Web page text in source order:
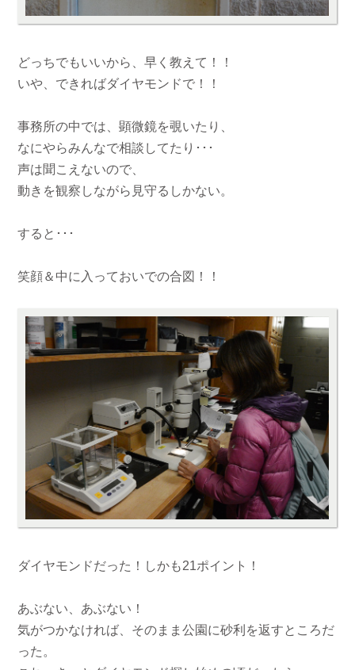
どっちでもいいから、早く教えて！！
いや、できればダイヤモンドで！！
事務所の中では、顕微鏡を覗いたり、
なにやらみんなで相談してたり･･･
声は聞こえないので、
動きを観察しながら見守るしかない。
すると･･･
笑顔＆中に入っておいでの合図！！
ダイヤモンドだった！しかも21ポイント！
あぶない、あぶない！
気がつかなければ、そのまま公園に砂利を返すところだ
った。